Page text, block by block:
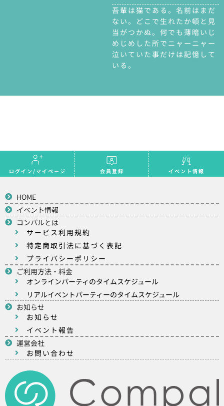
吾輩は猫である。名前はまだ
ない。どこで生れたか頓と見
当がつかぬ。何でも薄暗いじ
めじめした所でニャーニャー
泣いていた事だけは記憶して
いる。
ログイン/マイページ 会員登録 イベント情報
HOME
イベント情報
コンパルとは
サービス利用規約
特定商取引法に基づく表記
プライバシーポリシー
ご利用方法・料金
オンラインパーティのタイムスケジュール
リアルイベントパーティーのタイムスケジュール
お知らせ
お知らせ
イベント報告
運営会社
お問い合わせ